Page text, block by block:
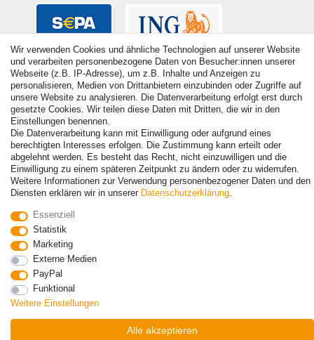
© Copyright 2026 | Alle Rechte vorbehalten. - Alle Rechte vorbehalten.
Preisangaben inkl. gesetzl. 19% MwSt. | Grundpreise siehe Artikeldetail | *Gilt für
Lieferungen nach Deutschland!
Wir verwenden Cookies und ähnliche Technologien auf unserer Website
und verarbeiten personenbezogene Daten von Besucher:innen unserer
Webseite (z.B. IP-Adresse), um z.B. Inhalte und Anzeigen zu
personalisieren, Medien von Drittanbietern einzubinden oder Zugriffe auf
unsere Website zu analysieren. Die Datenverarbeitung erfolgt erst durch
gesetzte Cookies. Wir teilen diese Daten mit Dritten, die wir in den
Einstellungen benennen.
Die Datenverarbeitung kann mit Einwilligung oder aufgrund eines
berechtigten Interesses erfolgen. Die Zustimmung kann erteilt oder
abgelehnt werden. Es besteht das Recht, nicht einzuwilligen und die
Einwilligung zu einem späteren Zeitpunkt zu ändern oder zu widerrufen.
Weitere Informationen zur Verwendung personenbezogener Daten und den
Diensten erklären wir in unserer Daten­schutz­erklärung.
Essenziell
Statistik
Marketing
Externe Medien
PayPal
Funktional
Weitere Einstellungen
Alle akzeptieren